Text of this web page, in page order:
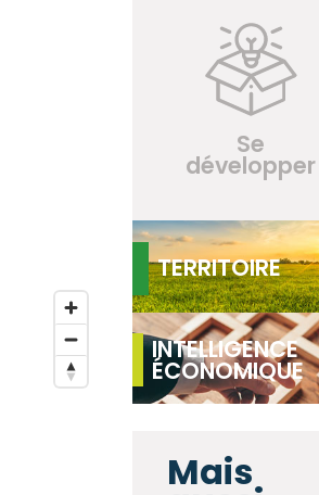
Se
développer
TERRITOIRE
INTELLIGENCE
ÉCONOMIQUE
Mais